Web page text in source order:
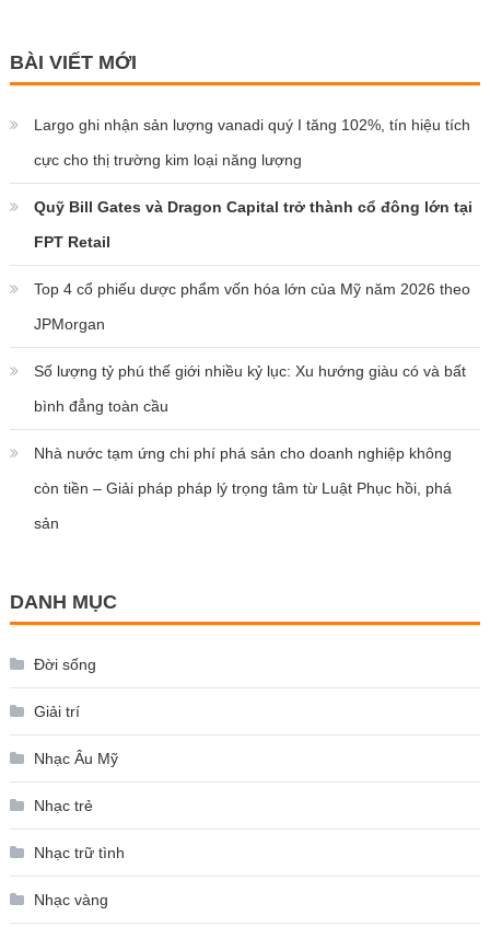
BÀI VIẾT MỚI
Largo ghi nhận sản lượng vanadi quý I tăng 102%, tín hiệu tích
cực cho thị trường kim loại năng lượng
Quỹ Bill Gates và Dragon Capital trở thành cổ đông lớn tại
FPT Retail
Top 4 cổ phiếu dược phẩm vốn hóa lớn của Mỹ năm 2026 theo
JPMorgan
Số lượng tỷ phú thế giới nhiều kỷ lục: Xu hướng giàu có và bất
bình đẳng toàn cầu
Nhà nước tạm ứng chi phí phá sản cho doanh nghiệp không
còn tiền – Giải pháp pháp lý trọng tâm từ Luật Phục hồi, phá
sản
DANH MỤC
Đời sống
Giải trí
Nhạc Âu Mỹ
Nhạc trẻ
Nhạc trữ tình
Nhạc vàng